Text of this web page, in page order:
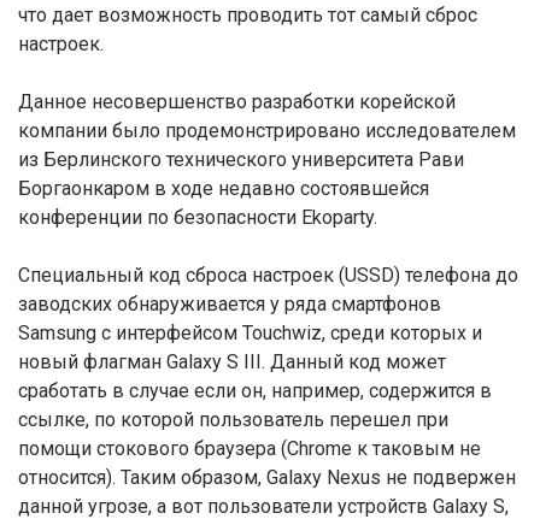
что дает возможность проводить тот самый сброс
настроек.
Данное несовершенство разработки корейской
компании было продемонстрировано исследователем
из Берлинского технического университета Рави
Боргаонкаром в ходе недавно состоявшейся
конференции по безопасности Ekoparty.
Специальный код сброса настроек (USSD) телефона до
заводских обнаруживается у ряда смартфонов
Samsung с интерфейсом Touchwiz, среди которых и
новый флагман Galaxy S III. Данный код может
сработать в случае если он, например, содержится в
ссылке, по которой пользователь перешел при
помощи стокового браузера (Chrome к таковым не
относится). Таким образом, Galaxy Nexus не подвержен
данной угрозе, а вот пользователи устройств Galaxy S,